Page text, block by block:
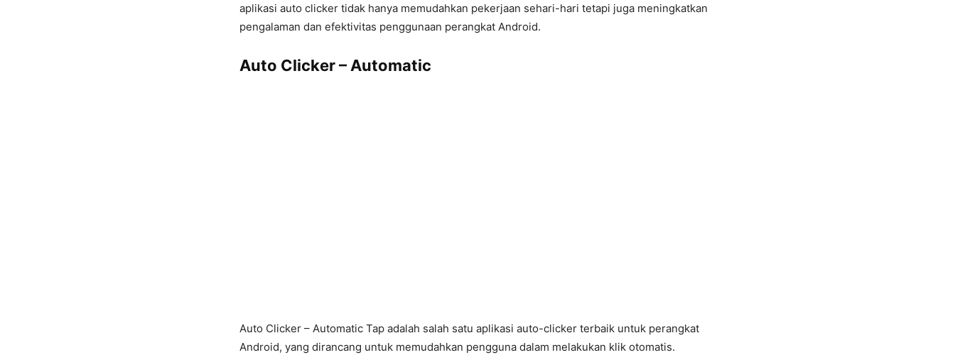
aplikasi auto clicker tidak hanya memudahkan pekerjaan sehari-hari tetapi juga meningkatkan
pengalaman dan efektivitas penggunaan perangkat Android.
Auto Clicker – Automatic
Auto Clicker – Automatic Tap adalah salah satu aplikasi auto-clicker terbaik untuk perangkat
Android, yang dirancang untuk memudahkan pengguna dalam melakukan klik otomatis.